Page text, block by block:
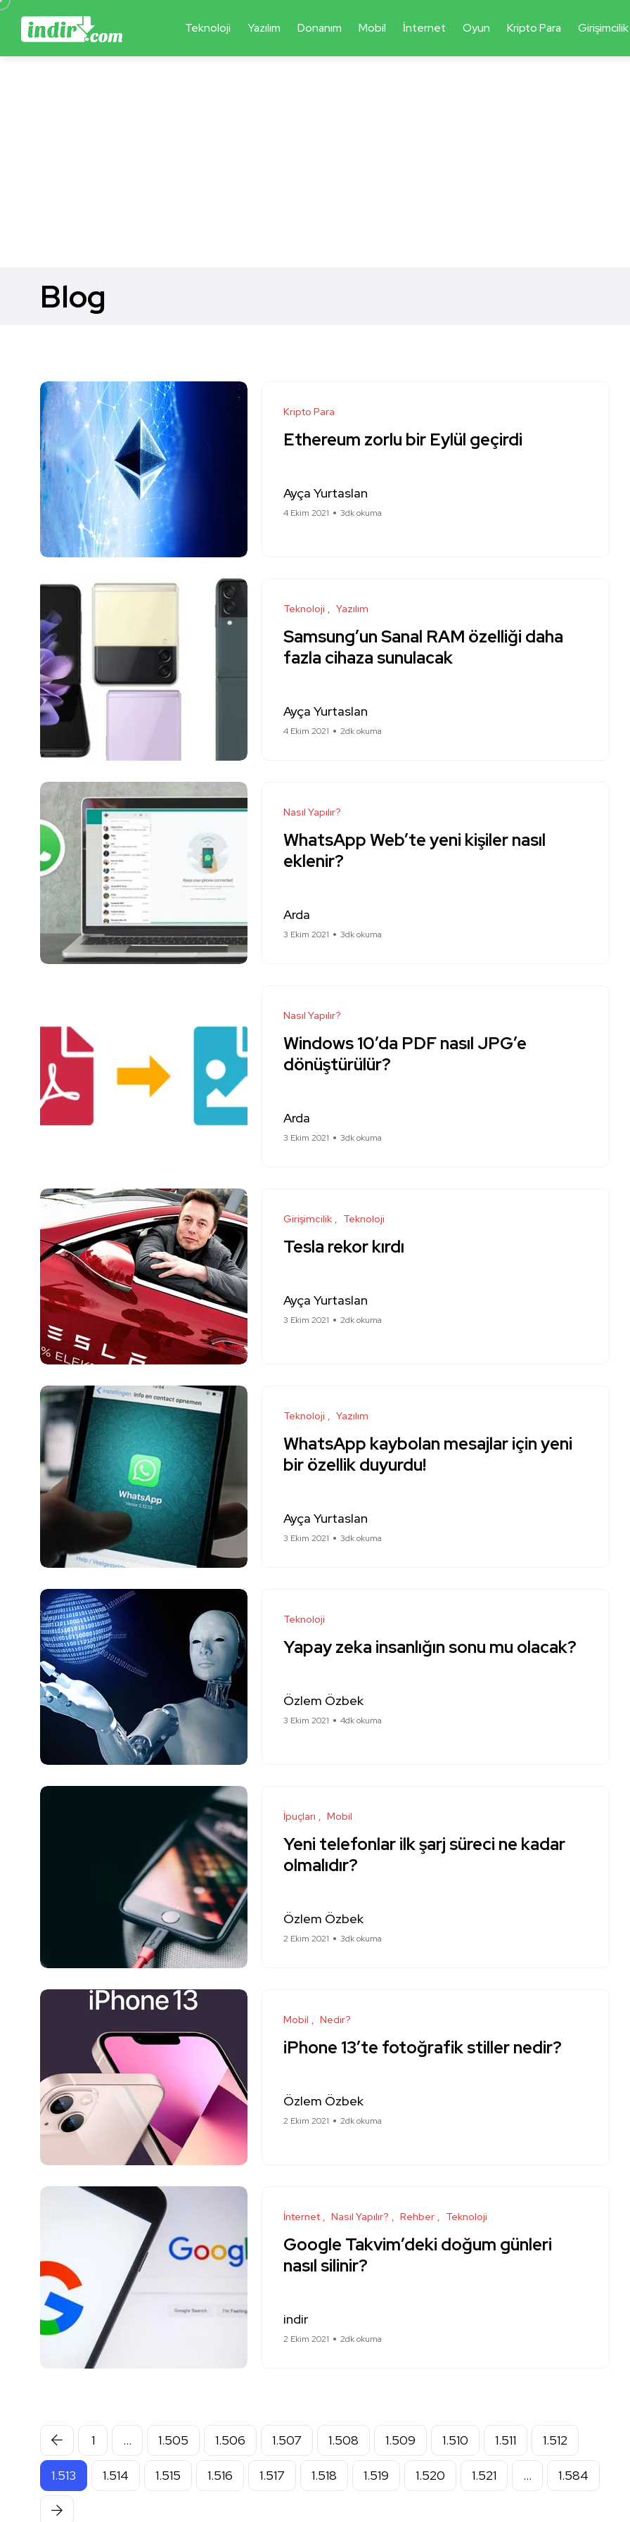
Teknoloji Yazılım Donanım Mobil İnternet Oyun Kripto Para Girişimcilik
Blog
Kripto Para
Ethereum zorlu bir Eylül geçirdi
Ayça Yurtaslan
4 Ekim 2021 3dk okuma
Teknoloji Yazılım
Samsung’un Sanal RAM özelliği daha
fazla cihaza sunulacak
Ayça Yurtaslan
4 Ekim 2021 2dk okuma
Nasıl Yapılır?
WhatsApp Web’te yeni kişiler nasıl
eklenir?
Arda
3 Ekim 2021 3dk okuma
Nasıl Yapılır?
Windows 10’da PDF nasıl JPG’e
dönüştürülür?
Arda
3 Ekim 2021 3dk okuma
Girişimcilik Teknoloji
Tesla rekor kırdı
Ayça Yurtaslan
3 Ekim 2021 2dk okuma
Teknoloji Yazılım
WhatsApp kaybolan mesajlar için yeni
bir özellik duyurdu!
Ayça Yurtaslan
3 Ekim 2021 3dk okuma
Teknoloji
Yapay zeka insanlığın sonu mu olacak?
Özlem Özbek
3 Ekim 2021 4dk okuma
İpuçları Mobil
Yeni telefonlar ilk şarj süreci ne kadar
olmalıdır?
Özlem Özbek
2 Ekim 2021 3dk okuma
Mobil Nedir?
iPhone 13’te fotoğrafik stiller nedir?
Özlem Özbek
2 Ekim 2021 2dk okuma
İnternet Nasıl Yapılır? Rehber Teknoloji
Google Takvim’deki doğum günleri
nasıl silinir?
indir
2 Ekim 2021 2dk okuma
1 … 1.505 1.506 1.507 1.508 1.509 1.510 1.511 1.512
1.513 1.514 1.515 1.516 1.517 1.518 1.519 1.520 1.521 … 1.584